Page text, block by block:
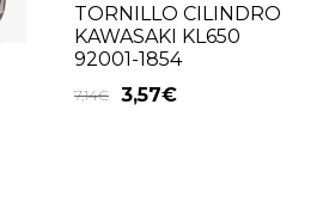
TORNILLO CILINDRO
KAWASAKI KL650
92001-1854
7,14€ 3,57€